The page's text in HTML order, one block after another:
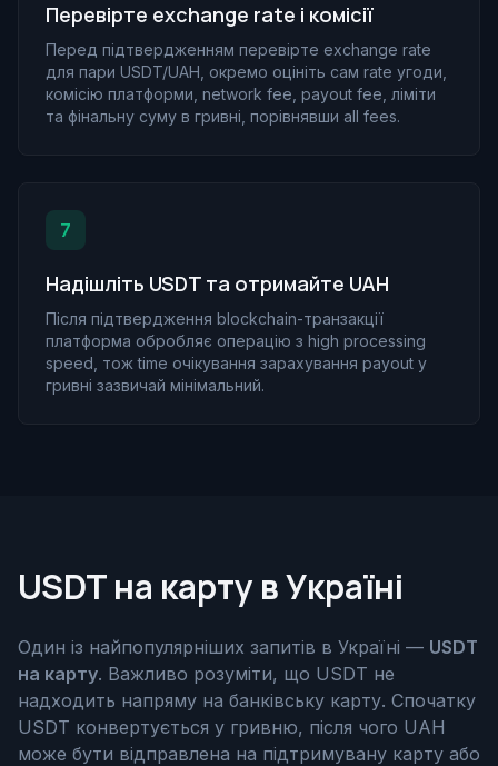
Перевірте exchange rate і комісії
Перед підтвердженням перевірте exchange rate
для пари USDT/UAH, окремо оцініть сам rate угоди,
комісію платформи, network fee, payout fee, ліміти
та фінальну суму в гривні, порівнявши all fees.
7
Надішліть USDT та отримайте UAH
Після підтвердження blockchain-транзакції
платформа обробляє операцію з high processing
speed, тож time очікування зарахування payout у
гривні зазвичай мінімальний.
USDT на карту в Україні
Один із найпопулярніших запитів в Україні — USDT
на карту. Важливо розуміти, що USDT не
надходить напряму на банківську карту. Спочатку
USDT конвертується у гривню, після чого UAH
може бути відправлена на підтримувану карту або